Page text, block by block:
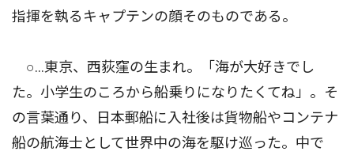
指揮を執るキャプテンの顔そのものである。
○…東京、西荻窪の生まれ。「海が大好きでし
た。小学生のころから船乗りになりたくてね」。そ
の言葉通り、日本郵船に入社後は貨物船やコンテナ
船の航海士として世界中の海を駆け巡った。中で